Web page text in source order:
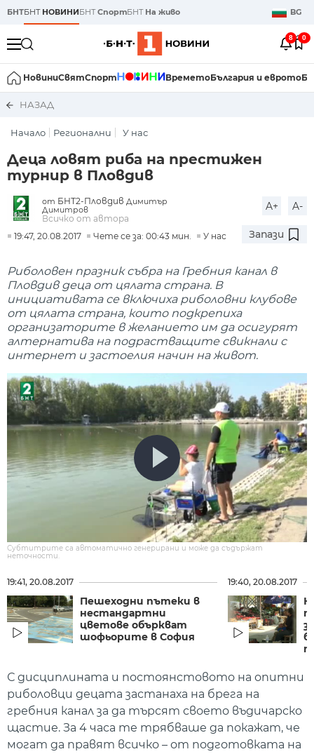
БНТБНТ НОВИНИБНТСпортБНТ На живо BG
8 0
НовиниСвятСпорт ВреметоБългария и еврото
НАЗАД
Начало Регионални У нас
Деца ловят риба на престижен
турнир в Пловдив
от БНТ2-Пловдив Димитър
Димитров
Всичко от автора
A+ A-
19:47, 20.08.2017 Чете се за: 00:43 мин. У нас Запази
Риболовен празник събра на Гребния канал в
Пловдив деца от цялата страна. В
инициативата се включиха риболовни клубове
от цялата страна, които подкрепиха
организаторите в желанието им да осигурят
алтернатива на подрастващите свикнали с
интернет и застоелия начин на живот.
Субтитрите са автоматично генерирани и може да съдържат
неточности.
19:41, 20.08.2017
Пешеходни пътеки в
нестандартни
цветове объркват
шофьорите в София
19:40, 20.08.2017
С дисциплината и постоянстовото на опитни
риболовци децата застанаха на брега на
гребния канал за да търсят своето въдичарско
щастие. За 4 часа те трябваше да покажат, че
могат да правят всичко – от подготовката на